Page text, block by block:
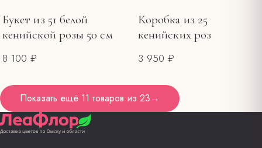
Букет из 51 белой
кенийской розы 50 см
8 100 ₽
Коробка из 25
кенийских роз
3 950 ₽
Показать ещё 11 товаров из 23→